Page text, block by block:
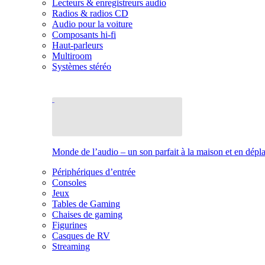
Lecteurs & enregistreurs audio
Radios & radios CD
Audio pour la voiture
Composants hi-fi
Haut-parleurs
Multiroom
Systèmes stéréo
Monde de l’audio – un son parfait à la maison et en
Périphériques d’entrée
Consoles
Jeux
Tables de Gaming
Chaises de gaming
Figurines
Casques de RV
Streaming